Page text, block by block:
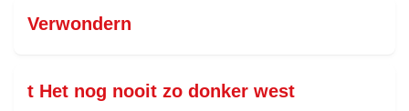
Verwondern
t Het nog nooit zo donker west